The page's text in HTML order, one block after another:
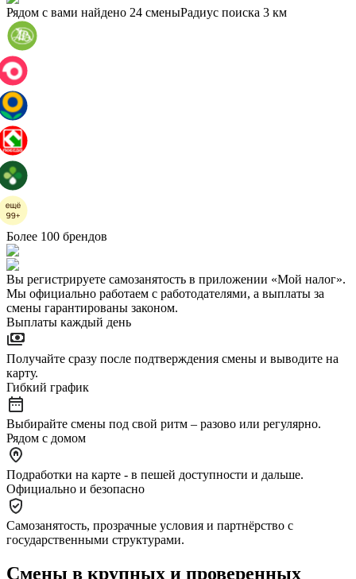
Рядом с вами найдено 24 сменыРадиус поиска 3 км
Более 100 брендов
Вы регистрируете самозанятость в приложении «Мой налог».
Мы официально работаем с работодателями, а выплаты за
смены гарантированы законом.
Выплаты каждый день
Получайте сразу после подтверждения смены и выводите на
карту.
Гибкий график
Выбирайте смены под свой ритм – разово или регулярно.
Рядом с домом
Подработки на карте - в пешей доступности и дальше.
Официально и безопасно
Самозанятость, прозрачные условия и партнёрство с
государственными структурами.
Смены в крупных и проверенных